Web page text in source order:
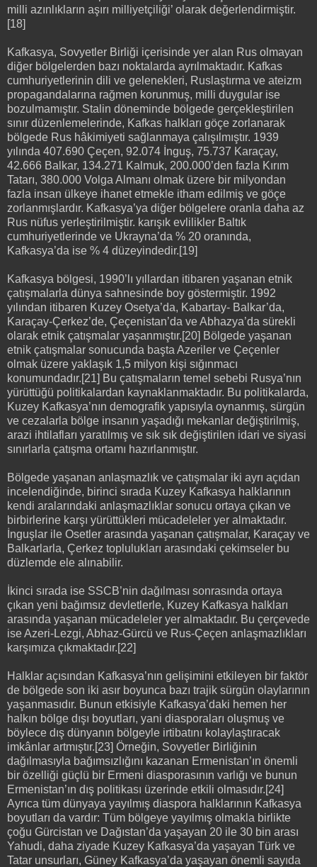
milli azınlıkların aşırı milliyetçiliği’ olarak değerlendirmiştir.
[18]
Kafkasya, Sovyetler Birliği içerisinde yer alan Rus olmayan
diğer bölgelerden bazı noktalarda ayrılmaktadır. Kafkas
cumhuriyetlerinin dili ve gelenekleri, Ruslaştırma ve ateizm
propagandalarına rağmen korunmuş, milli duygular ise
bozulmamıştır. Stalin döneminde bölgede gerçekleştirilen
sınır düzenlemelerinde, Kafkas halkları göçe zorlanarak
bölgede Rus hâkimiyeti sağlanmaya çalışılmıştır. 1939
yılında 407.690 Çeçen, 92.074 İnguş, 75.737 Karaçay,
42.666 Balkar, 134.271 Kalmuk, 200.000’den fazla Kırım
Tatarı, 380.000 Volga Almanı olmak üzere bir milyondan
fazla insan ülkeye ihanet etmekle itham edilmiş ve göçe
zorlanmışlardır. Kafkasya’ya diğer bölgelere oranla daha az
Rus nüfus yerleştirilmiştir. karışık evlilikler Baltık
cumhuriyetlerinde ve Ukrayna’da % 20 oranında,
Kafkasya’da ise % 4 düzeyindedir.[19]
Kafkasya bölgesi, 1990’lı yıllardan itibaren yaşanan etnik
çatışmalarla dünya sahnesinde boy göstermiştir. 1992
yılından itibaren Kuzey Osetya’da, Kabartay- Balkar’da,
Karaçay-Çerkez’de, Çeçenistan’da ve Abhazya’da sürekli
olarak etnik çatışmalar yaşanmıştır.[20] Bölgede yaşanan
etnik çatışmalar sonucunda başta Azeriler ve Çeçenler
olmak üzere yaklaşık 1,5 milyon kişi sığınmacı
konumundadır.[21] Bu çatışmaların temel sebebi Rusya’nın
yürüttüğü politikalardan kaynaklanmaktadır. Bu politikalarda,
Kuzey Kafkasya’nın demografik yapısıyla oynanmış, sürgün
ve cezalarla bölge insanın yaşadığı mekanlar değiştirilmiş,
arazi ihtilafları yaratılmış ve sık sık değiştirilen idari ve siyasi
sınırlarla çatışma ortamı hazırlanmıştır.
Bölgede yaşanan anlaşmazlık ve çatışmalar iki ayrı açıdan
incelendiğinde, birinci sırada Kuzey Kafkasya halklarının
kendi aralarındaki anlaşmazlıklar sonucu ortaya çıkan ve
birbirlerine karşı yürüttükleri mücadeleler yer almaktadır.
İnguşlar ile Osetler arasında yaşanan çatışmalar, Karaçay ve
Balkarlarla, Çerkez toplulukları arasındaki çekimseler bu
düzlemde ele alınabilir.
İkinci sırada ise SSCB’nin dağılması sonrasında ortaya
çıkan yeni bağımsız devletlerle, Kuzey Kafkasya halkları
arasında yaşanan mücadeleler yer almaktadır. Bu çerçevede
ise Azeri-Lezgi, Abhaz-Gürcü ve Rus-Çeçen anlaşmazlıkları
karşımıza çıkmaktadır.[22]
Halklar açısından Kafkasya’nın gelişimini etkileyen bir faktör
de bölgede son iki asır boyunca bazı trajik sürgün olaylarının
yaşanmasıdır. Bunun etkisiyle Kafkasya’daki hemen her
halkın bölge dışı boyutları, yani diasporaları oluşmuş ve
böylece dış dünyanın bölgeyle irtibatını kolaylaştıracak
imkânlar artmıştır.[23] Örneğin, Sovyetler Birliğinin
dağılmasıyla bağımsızlığını kazanan Ermenistan’ın önemli
bir özelliği güçlü bir Ermeni diasporasının varlığı ve bunun
Ermenistan’ın dış politikası üzerinde etkili olmasıdır.[24]
Ayrıca tüm dünyaya yayılmış diaspora halklarının Kafkasya
boyutları da vardır: Tüm bölgeye yayılmış olmakla birlikte
çoğu Gürcistan ve Dağıstan’da yaşayan 20 ile 30 bin arası
Yahudi, daha ziyade Kuzey Kafkasya’da yaşayan Türk ve
Tatar unsurları, Güney Kafkasya’da yaşayan önemli sayıda